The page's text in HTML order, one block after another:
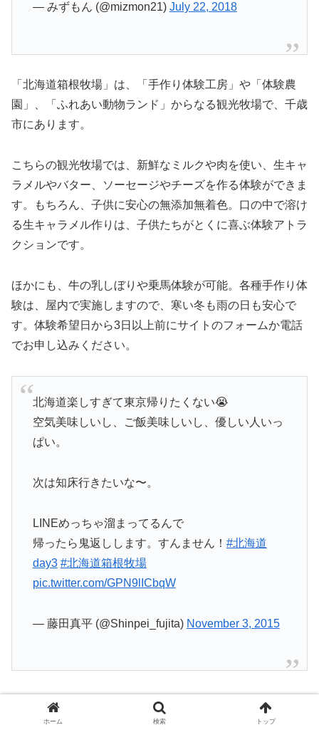
— みずもん (@mizmon21) July 22, 2018
「北海道箱根牧場」は、「手作り体験工房」や「体験農
園」、「ふれあい動物ランド」からなる観光牧場で、千歳
市にあります。
こちらの観光牧場では、新鮮なミルクや肉を使い、生キャ
ラメルやバター、ソーセージやチーズを作る体験ができま
す。もちろん、子供に安心の無添加無着色。口の中で溶け
る生キャラメル作りは、子供たちがとくに喜ぶ体験アトラ
クションです。
ほかにも、牛の乳しぼりや乗馬体験が可能。各種手作り体
験は、屋内で実施しますので、寒い冬も雨の日も安心で
す。体験希望日から3日以上前にサイトのフォームか電話
でお申し込みください。
北海道楽しすぎて東京帰りたくない😭
空気美味しいし、ご飯美味しいし、優しい人いっ
ぱい。
次は知床行きたいな〜。
LINEめっちゃ溜まってるんで
帰ったら鬼返しします。すんません！ #北海道
day3 #北海道箱根牧場
pic.twitter.com/GPN9lICbqW
— 藤田真平 (@Shinpei_fujita) November 3, 2015
12月から3月の冬季には、雪の上でスノーモービルやバナ
ナボート、パラセーリングが体験できます。レストランで
ホーム 検索 トップ